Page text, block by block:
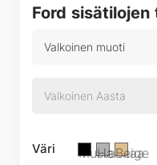
Ford
Väri MustaHarmaa
Beige